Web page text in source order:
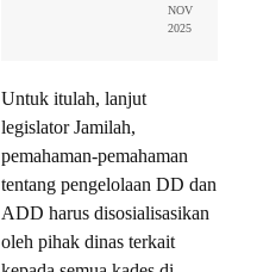
NOV
2025
Untuk itulah, lanjut
legislator Jamilah,
pemahaman-pemahaman
tentang pengelolaan DD dan
ADD harus disosialisasikan
oleh pihak dinas terkait